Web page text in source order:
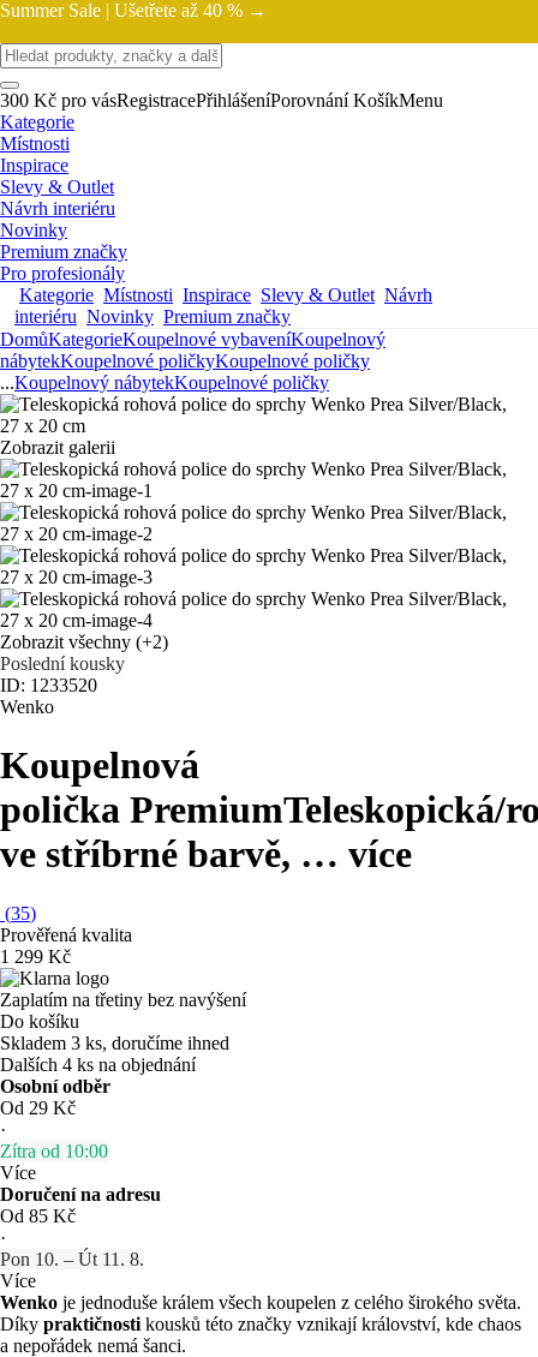
Summer Sale | Ušetřete až 40 % →
300 Kč pro vásRegistracePřihlášeníPorovnání KošíkMenu
Kategorie
Místnosti
Inspirace
Slevy & Outlet
Návrh interiéru
Novinky
Premium značky
Pro profesionály
Kategorie Místnosti Inspirace Slevy & Outlet Návrh
interiéru Novinky Premium značky
DomůKategorieKoupelnové vybaveníKoupelnový
nábytekKoupelnové poličkyKoupelnové poličky
...Koupelnový nábytekKoupelnové poličky
Zobrazit galerii
Zobrazit všechny (+2)
Poslední kousky
ID: 1233520
Wenko
Koupelnová
polička PremiumTeleskopická/
ve stříbrné barvě, … více
(35)
Prověřená kvalita
1 299 Kč
Zaplatím na třetiny bez navýšení
Do košíku
Skladem 3 ks, doručíme ihned
Dalších 4 ks na objednání
Osobní odběr
Od 29 Kč
·
Zítra od 10:00
Více
Doručení na adresu
Od 85 Kč
·
Pon 10. – Út 11. 8.
Více
Wenko je jednoduše králem všech koupelen z celého širokého světa.
Díky praktičnosti kousků této značky vznikají království, kde chaos
a nepořádek nemá šanci.